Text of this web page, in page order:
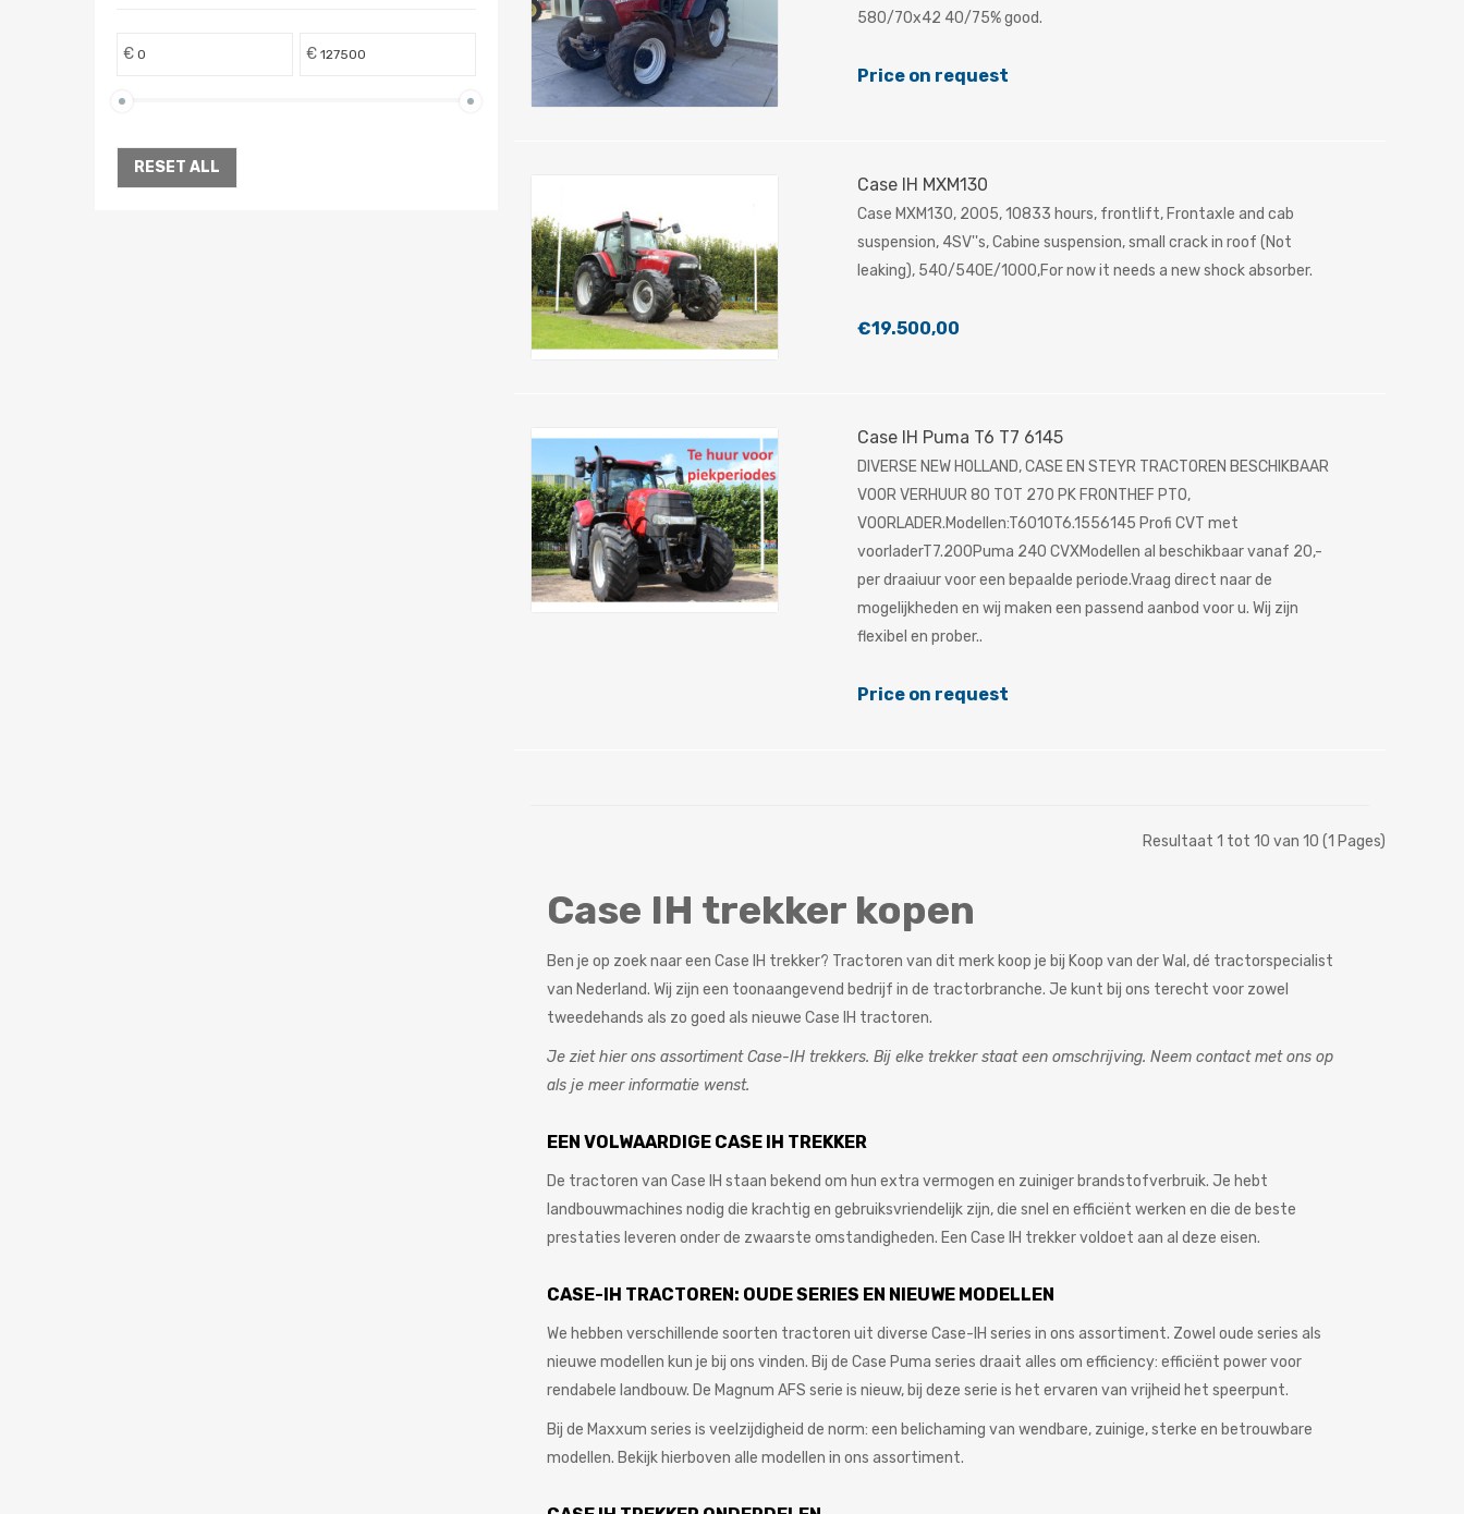
€ €
RESET ALL
580/70x42 40/75% good.
Price on request
Case IH MXM130
Case MXM130, 2005, 10833 hours, frontlift, Frontaxle and cab
suspension, 4SV''s, Cabine suspension, small crack in roof (Not
leaking), 540/540E/1000,For now it needs a new shock absorber.
€19.500,00
Case IH Puma T6 T7 6145
DIVERSE NEW HOLLAND, CASE EN STEYR TRACTOREN BESCHIKBAAR
VOOR VERHUUR 80 TOT 270 PK FRONTHEF PTO,
VOORLADER.Modellen:T6010T6.1556145 Profi CVT met
voorladerT7.200Puma 240 CVXModellen al beschikbaar vanaf 20,-
per draaiuur voor een bepaalde periode.Vraag direct naar de
mogelijkheden en wij maken een passend aanbod voor u. Wij zijn
flexibel en prober..
Price on request
Resultaat 1 tot 10 van 10 (1 Pages)
Case IH trekker kopen
Ben je op zoek naar een Case IH trekker? Tractoren van dit merk koop je bij Koop van der Wal, dé tractorspecialist
van Nederland. Wij zijn een toonaangevend bedrijf in de tractorbranche. Je kunt bij ons terecht voor zowel
tweedehands als zo goed als nieuwe Case IH tractoren.
Je ziet hier ons assortiment Case-IH trekkers. Bij elke trekker staat een omschrijving. Neem contact met ons op
als je meer informatie wenst.
EEN VOLWAARDIGE CASE IH TREKKER
De tractoren van Case IH staan bekend om hun extra vermogen en zuiniger brandstofverbruik. Je hebt
landbouwmachines nodig die krachtig en gebruiksvriendelijk zijn, die snel en efficiënt werken en die de beste
prestaties leveren onder de zwaarste omstandigheden. Een Case IH trekker voldoet aan al deze eisen.
CASE-IH TRACTOREN: OUDE SERIES EN NIEUWE MODELLEN
We hebben verschillende soorten tractoren uit diverse Case-IH series in ons assortiment. Zowel oude series als
nieuwe modellen kun je bij ons vinden. Bij de Case Puma series draait alles om efficiency: efficiënt power voor
rendabele landbouw. De Magnum AFS serie is nieuw, bij deze serie is het ervaren van vrijheid het speerpunt.
Bij de Maxxum series is veelzijdigheid de norm: een belichaming van wendbare, zuinige, sterke en betrouwbare
modellen. Bekijk hierboven alle modellen in ons assortiment.